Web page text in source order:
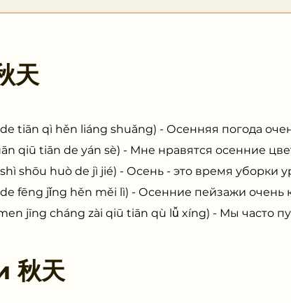
天
de tiān qì hěn liáng shuǎng) - Осенняя погода
qiū tiān de yán sè) - Мне нравятся осенние
shì shōu huò de jì jié) - Осень - это время уборки
de fēng jǐng hěn měi lì) - Осенние пейзажи очень
men jīng cháng zài qiū tiān qù lǚ xíng) - Мы часто
秋天